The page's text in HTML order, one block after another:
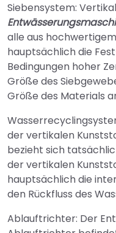
Siebensystem:
alle aus hochwertigem
hauptsächlich die
Bedingungen hoher
Größe des
Größe des Materials
der vertikalen
bezieht sich
der vertikalen
hauptsächlich die
den Rückfluss des
Ablauftrichter: Der